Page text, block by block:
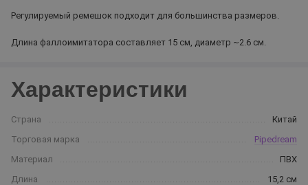
Регулируемый ремешок подходит для большинства размеров.
Длина фаллоимитатора составляет 15 см, диаметр ~2.6 см.
Характеристики
Страна
Китай
Торговая марка
Pipedream
Материал
ПВХ
Длина
15,2 см